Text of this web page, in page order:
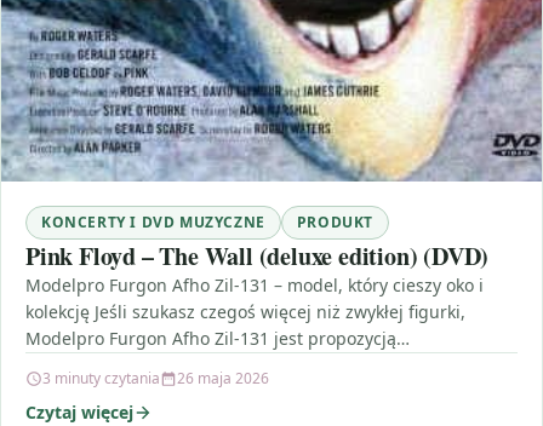
KONCERTY I DVD MUZYCZNE PRODUKT
Pink Floyd – The Wall (deluxe edition) (DVD)
Modelpro Furgon Afho Zil-131 – model, który cieszy oko i
kolekcję Jeśli szukasz czegoś więcej niż zwykłej figurki,
Modelpro Furgon Afho Zil-131 jest propozycją…
3 minuty czytania 26 maja 2026
Czytaj więcej